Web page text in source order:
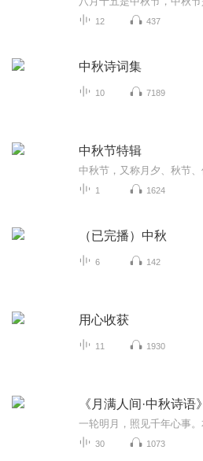
12 437
中秋诗词集
10 7189
中秋节特辑
1 1624
（已完播）中秋
6 142
用心收获
11 1930
《月满人间·中秋诗语》
30 1073